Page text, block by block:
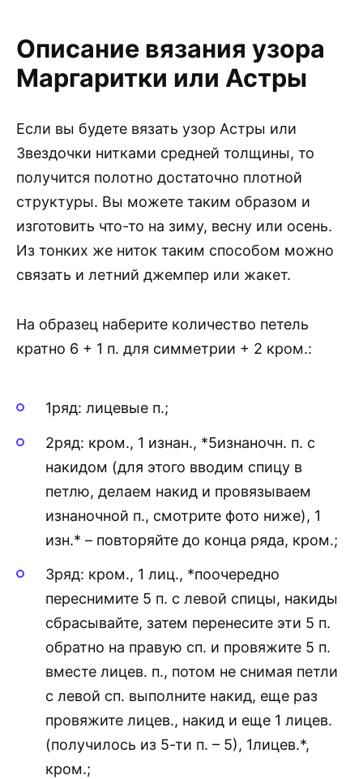
Описание вязания узора
Маргаритки или Астры
Если вы будете вязать узор Астры или
Звездочки нитками средней толщины, то
получится полотно достаточно плотной
структуры. Вы можете таким образом и
изготовить что-то на зиму, весну или осень.
Из тонких же ниток таким способом можно
связать и летний джемпер или жакет.
На образец наберите количество петель
кратно 6 + 1 п. для симметрии + 2 кром.:
1ряд: лицевые п.;
2ряд: кром., 1 изнан., *5изнаночн. п. с
накидом (для этого вводим спицу в
петлю, делаем накид и провязываем
изнаночной п., смотрите фото ниже), 1
изн.* – повторяйте до конца ряда, кром.;
3ряд: кром., 1 лиц., *поочередно
переснимите 5 п. с левой спицы, накиды
сбрасывайте, затем перенесите эти 5 п.
обратно на правую сп. и провяжите 5 п.
вместе лицев. п., потом не снимая петли
с левой сп. выполните накид, еще раз
провяжите лицев., накид и еще 1 лицев.
(получилось из 5-ти п. – 5), 1лицев.*,
кром.;